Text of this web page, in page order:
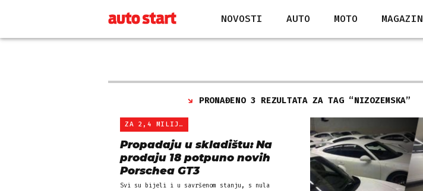
NOVOSTI AUTO MOTO MAGAZIN
PRONAĐENO 3 REZULTATA ZA TAG “NIZOZEMSKA”
ZA 2,4 MILIJUNA EURA
Propadaju u skladištu: Na
prodaju 18 potpuno novih
Porschea GT3
Svi su bijeli i u savršenom stanju, s nula